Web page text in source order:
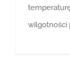
wilgotności